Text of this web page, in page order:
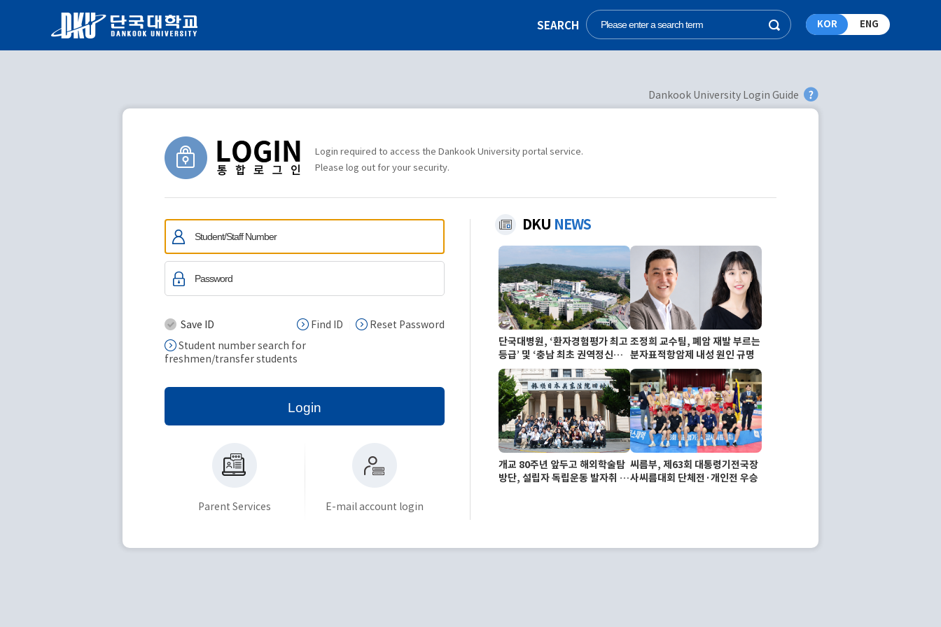
SEARCH KOR ENG
Dankook University Login Guide
Login required to access the Dankook University portal service.
Please log out for your security.
Save ID Find ID
Reset Password
freshmen/transfer students
Login
Parent Services E-mail account login
DKU NEWS
단국대병원, ‘환자경험평가 최고
등급’ 및 ‘충남 최초 권역정신응
급의료센터’ 지정
조정희 교수팀, 폐암 재발 부르는
분자표적항암제 내성 원인 규명
개교 80주년 앞두고 해외학술탐
방단, 설립자 독립운동 발자취 따
씨름부, 제63회 대통령기전국장
사씨름대회 단체전·개인전 우승